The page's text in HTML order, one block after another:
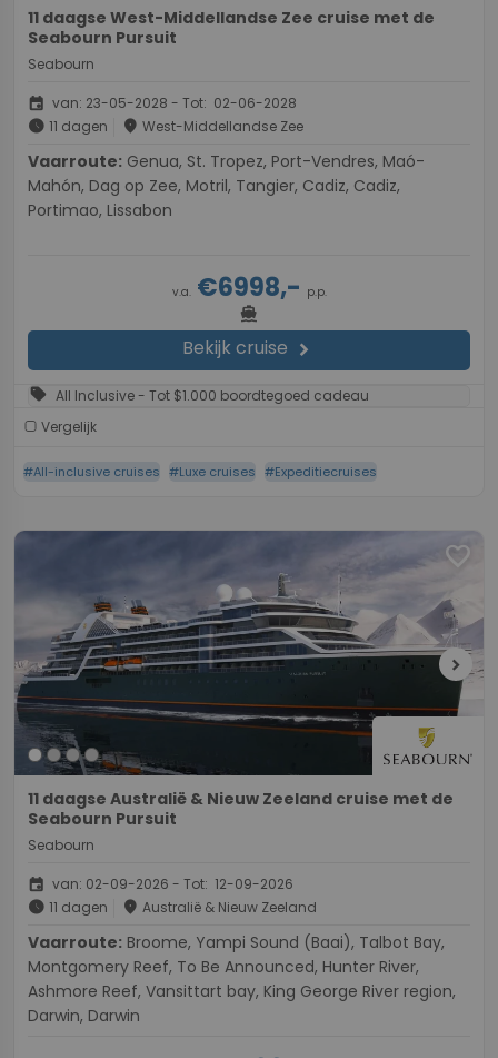
11 daagse West-Middellandse Zee cruise met de
Seabourn Pursuit
Seabourn
event van: 23-05-2028 - Tot: 02-06-2028
schedule 11 dagen place West-Middellandse Zee
Vaarroute:
Mahón, Dag op Zee, Motril, Tangier, Cadiz, Cadiz,
Portimao, Lissabon
v.a.€6998,- p.p.
directions_boat
Bekijk cruise chevron_right
sell All Inclusive - Tot $1.000 boordtegoed cadeau
Vergelijk
#All-inclusive cruises #Luxe cruises #Expeditiecruises
favorite
chevron_right
11 daagse Australië & Nieuw Zeeland cruise met de
Seabourn Pursuit
Seabourn
event van: 02-09-2026 - Tot: 12-09-2026
schedule 11 dagen place Australië & Nieuw Zeeland
Vaarroute:
Montgomery Reef, To Be Announced, Hunter River,
Ashmore Reef, Vansittart bay, King George River region,
Darwin, Darwin